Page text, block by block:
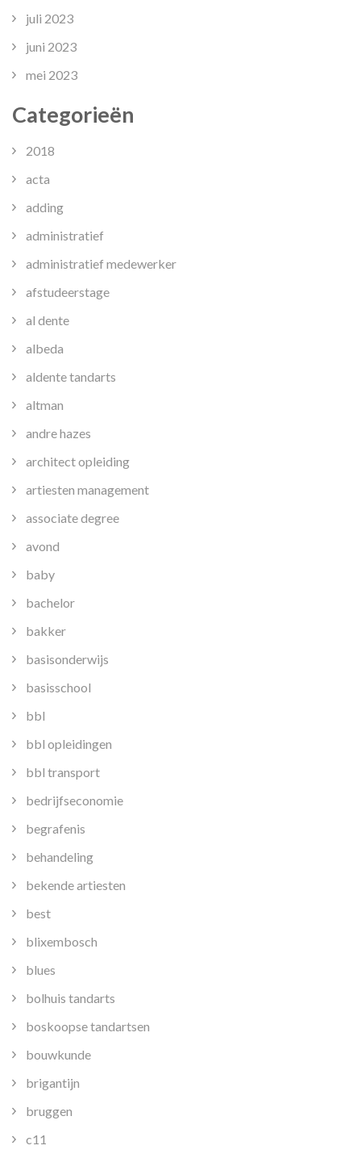
juli 2023
juni 2023
mei 2023
Categorieën
2018
acta
adding
administratief
administratief medewerker
afstudeerstage
al dente
albeda
aldente tandarts
altman
andre hazes
architect opleiding
artiesten management
associate degree
avond
baby
bachelor
bakker
basisonderwijs
basisschool
bbl
bbl opleidingen
bbl transport
bedrijfseconomie
begrafenis
behandeling
bekende artiesten
best
blixembosch
blues
bolhuis tandarts
boskoopse tandartsen
bouwkunde
brigantijn
bruggen
c11